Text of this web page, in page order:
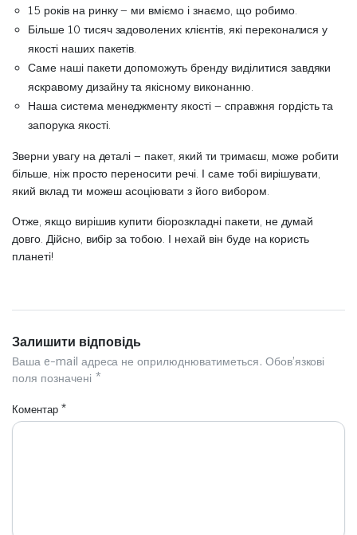
15 років на ринку – ми вміємо і знаємо, що робимо.
Більше 10 тисяч задоволених клієнтів, які переконалися у
якості наших пакетів.
Саме наші пакети допоможуть бренду виділитися завдяки
яскравому дизайну та якісному виконанню.
Наша система менеджменту якості – справжня гордість та
запорука якості.
Зверни увагу на деталі – пакет, який ти тримаєш, може робити
більше, ніж просто переносити речі. І саме тобі вирішувати,
який вклад ти можеш асоціювати з його вибором.
Отже, якщо вирішив купити біорозкладні пакети, не думай
довго. Дійсно, вибір за тобою. І нехай він буде на користь
планеті!
Залишити відповідь
Ваша e-mail адреса не оприлюднюватиметься. Обов’язкові
поля позначені *
Коментар *